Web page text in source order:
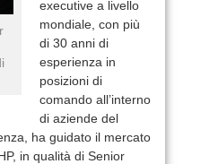
executive a livello
mondiale, con più
di 30 anni di
esperienza in
posizioni di
comando all’interno
di aziende del
ha guidato il mercato
in qualità di Senior